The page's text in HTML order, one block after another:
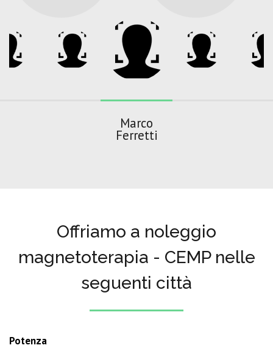
Marco
Ferretti
Offriamo a noleggio
magnetoterapia - CEMP nelle
seguenti città
Potenza